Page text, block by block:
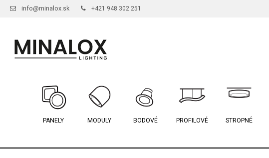
info@minalox.sk +421 948 302 251
PANELY MODULY BODOVÉ PROFILOVÉ STROPNÉ